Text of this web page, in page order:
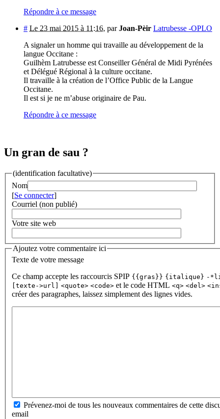
Répondre à ce message
# Le 23 mai 2015 à 11:16, parJoan-Pèir Latrubesse -OPLO
A signaler un homme qui travaille au développement de la
langue Occitane :
Guilhèm Latrubesse est Conseiller Général de Midi Pyrénées
et Délégué Régional à la culture occitane.
Il travaille à la création de l’Office Public de la Langue
Occitane.
Il est si je ne m’abuse originaire de Pau.
Répondre à ce message
Un gran de sau ?
(identification facultative)
Nom
[Se connecter]
Courriel (non publié)
Votre site web
Ajoutez votre commentaire ici
Texte de votre message
Ce champ accepte les raccourcis SPIP {{gras}} {italique} -
[texte->url]
<quote> <code> et le code HTML <q> <del>
créer des paragraphes, laissez simplement des lignes vides.
Prévenez-moi de tous les nouveaux commentaires de cette
email